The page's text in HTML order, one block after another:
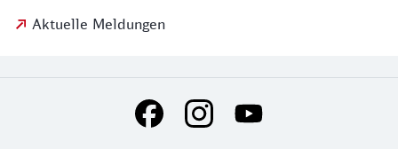
Aktuelle Meldungen
Social Media Links